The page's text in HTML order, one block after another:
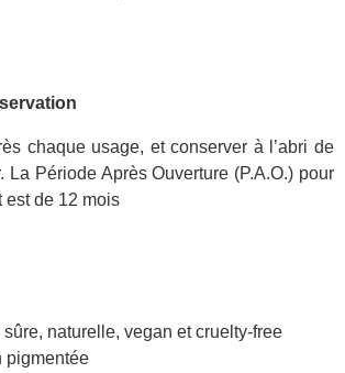
chaque usage, et conserver à l’abri de
La Période Après Ouverture (P.A.O.) pour
est de 12 mois
naturelle, vegan et cruelty-free
pigmentée